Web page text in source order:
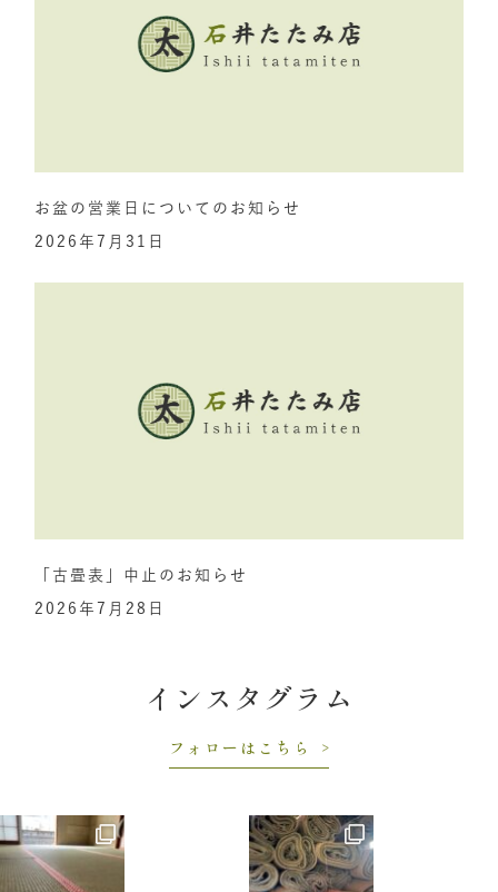
お盆の営業日についてのお知らせ
2026年7月31日
「古畳表」中止のお知らせ
2026年7月28日
インスタグラム
フォローはこちら